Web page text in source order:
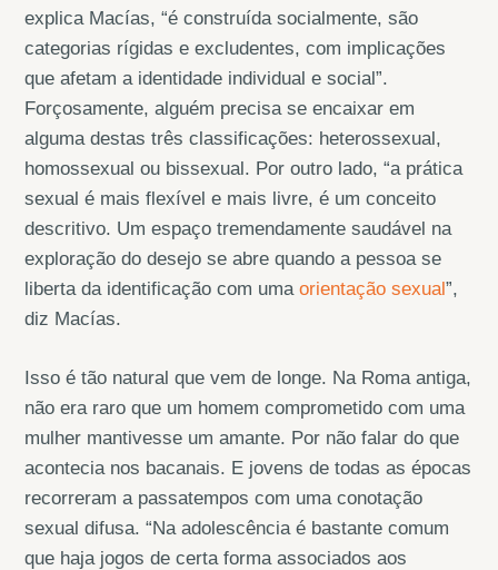
explica Macías, “é construída socialmente, são
categorias rígidas e excludentes, com implicações
que afetam a identidade individual e social”.
Forçosamente, alguém precisa se encaixar em
alguma destas três classificações: heterossexual,
homossexual ou bissexual. Por outro lado, “a prática
sexual é mais flexível e mais livre, é um conceito
descritivo. Um espaço tremendamente saudável na
exploração do desejo se abre quando a pessoa se
liberta da identificação com umaorientação sexual”,
diz Macías.
Isso é tão natural que vem de longe. Na Roma antiga,
não era raro que um homem comprometido com uma
mulher mantivesse um amante. Por não falar do que
acontecia nos bacanais. E jovens de todas as épocas
recorreram a passatempos com uma conotação
sexual difusa. “Na adolescência é bastante comum
que haja jogos de certa forma associados aos